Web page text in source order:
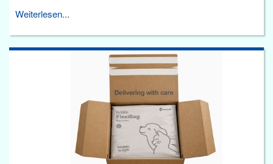
Weiterlesen...